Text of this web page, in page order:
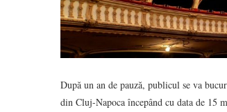
După un an de pauză, publicul se va
din Cluj-Napoca începând cu data de 15